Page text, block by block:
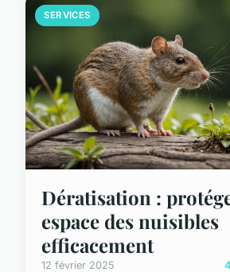
SERVICES
Dératisation :
espace des nuisibles
efficacement
12 février 2025